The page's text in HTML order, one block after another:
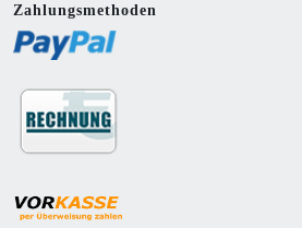
Zahlungsmethoden